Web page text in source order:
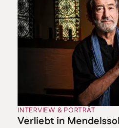
Sie spielen demnächst
Konzert hintereinander,
Orchestern und zwei
Und dann im nächsten
drei verschiedenen
verschiedenen Dirigenten.
Ihre Offenheit für neue
Gerade bei Brahms fängt
wieder von vorn an und lernt
Natürlich habe ich meine Art,
aber es wird immer wieder
INTERVIEW & PORTRÄT
Verliebt in